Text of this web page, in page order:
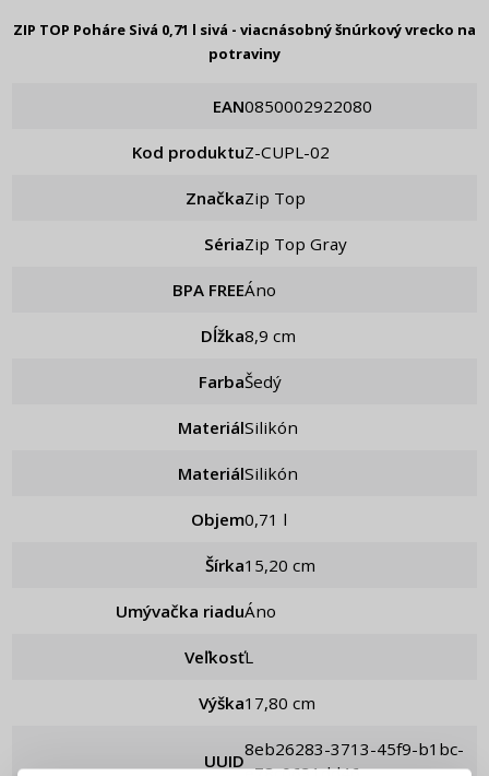
ZIP TOP Poháre Sivá 0,71 l sivá - viacnásobný šnúrkový vrecko na
potraviny
EAN 0850002922080
Kod produktu Z-CUPL-02
Značka Zip Top
Séria Zip Top Gray
BPA FREE Áno
Dĺžka 8,9 cm
Farba Šedý
Materiál Silikón
Materiál Silikón
Objem 0,71 l
Šírka 15,20 cm
Umývačka riadu Áno
VeľkosťL
Výška 17,80 cm
UUID
8eb26283-3713-45f9-b1bc-
PRIHLÁSENIE REGISTRÁCIA